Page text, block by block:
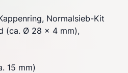
Normalsieb-Kit
(ca. Ø 28 x 4 mm),
15 mm)